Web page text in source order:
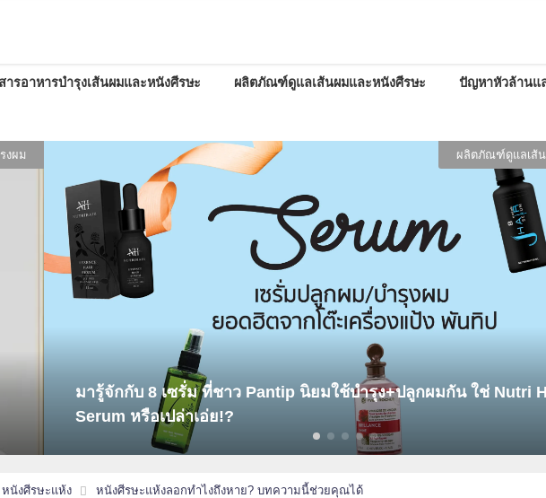
สารอาหารบำรุงเส้นผมและหนังศีรษะ ผลิตภัณฑ์ดูแลเส้นผมและหนังศีรษะ ปัญหาหัวล้านแ
หนังศีรษะ นวัตกรรมแ
รวม 9 อันดับ คลินิกปลูกผมที่ชาว Pantip [[รีวิว]] แน่นที่สุด! ใน
หนังศีรษะแห้ง หนังศีรษะแห้งลอกทําไงถึงหาย? บทความนี้ช่วยคุณได้